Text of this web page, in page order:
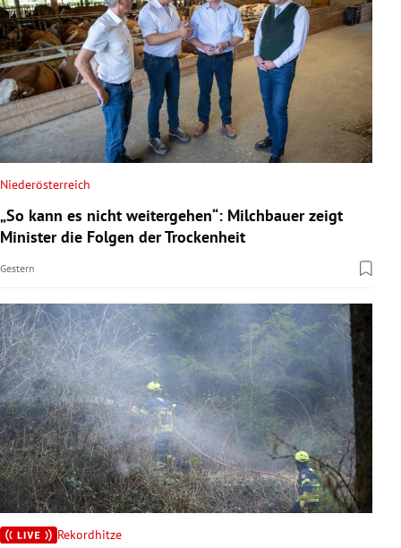
Niederösterreich
„So kann es nicht weitergehen“: Milchbauer zeigt
Minister die Folgen der Trockenheit
Gestern
Rekordhitze